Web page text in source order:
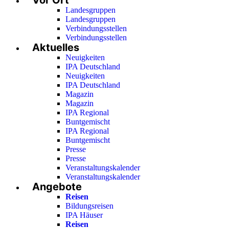
Landesgruppen
Landesgruppen
Verbindungsstellen
Verbindungsstellen
Aktuelles
Neuigkeiten
IPA Deutschland
Neuigkeiten
IPA Deutschland
Magazin
Magazin
IPA Regional
Buntgemischt
IPA Regional
Buntgemischt
Presse
Presse
Veranstaltungskalender
Veranstaltungskalender
Angebote
Reisen
Bildungsreisen
IPA Häuser
Reisen